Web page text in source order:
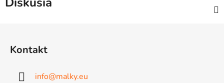
Kontakt
info@malky.eu